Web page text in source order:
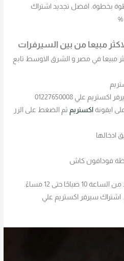
بخطوة. افضل تجديد اشتراك
مبيعا من بين السيرفرات
مبيعا في مصر و الشرق الاوسط تابع
علي 01227650008
ايقونة اكستريم ثم الضغط على الزر
ادخالها
فودافون كاش
فريق دعم سيرفر اكستريم متواجد من الساعة 10 صباحًا حتى 12 مساءً.
اشتراك سيرفر اكستريم علي